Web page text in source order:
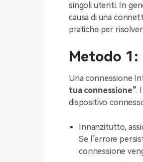
singoli utenti. In
causa di una
pratiche per
Metodo
Una connessione
tua connessione”.
dispositivo
Innanzitutto,
Se l’errore
connessione